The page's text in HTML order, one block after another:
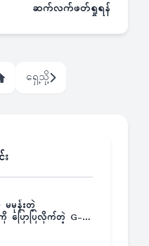
ဆက်လက်ဖတ်ရှုရန်
ရှေ့သို့
မုန်းတဲ့
ပြောပြလိုက်တဲ့ G-